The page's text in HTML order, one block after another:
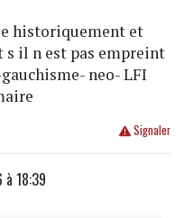
historiquement et
il n est pas empreint
neo- LFI
Signaler
18:39